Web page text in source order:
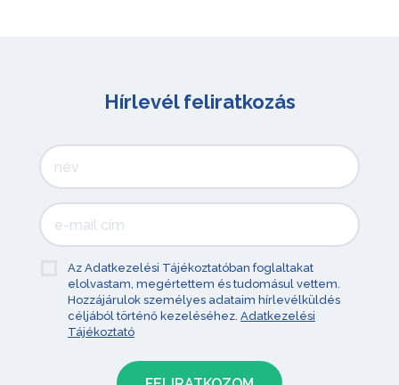
Hírlevél feliratkozás
Az Adatkezelési Tájékoztatóban foglaltakat
elolvastam, megértettem és tudomásul vettem.
Hozzájárulok személyes adataim hírlevélküldés
céljából történő kezeléséhez. Adatkezelési
Tájékoztató